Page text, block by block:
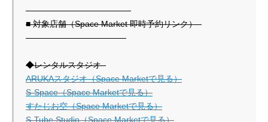
――――――――――――
■ 対象店舗（Space Market 即時予約リンク）
――――――――――――
ARUKAスタジオ（Space Marketで見る）
S-Space（Space Marketで見る）
すたじお空（Space Marketで見る）
S-Tube Studio（Space Marketで見る）